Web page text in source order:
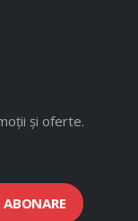
și oferte.
ABONARE